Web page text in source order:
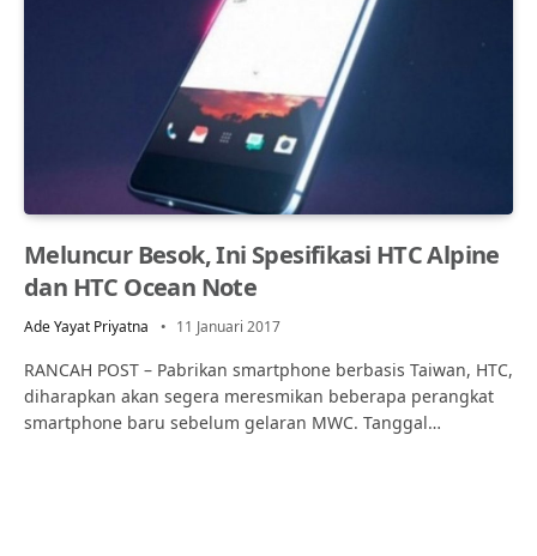
Meluncur Besok, Ini Spesifikasi HTC Alpine
dan HTC Ocean Note
Ade Yayat Priyatna 11 Januari 2017
RANCAH POST – Pabrikan smartphone berbasis Taiwan, HTC,
diharapkan akan segera meresmikan beberapa perangkat
smartphone baru sebelum gelaran MWC. Tanggal…